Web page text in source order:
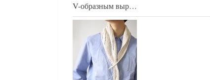
V-образным выр…